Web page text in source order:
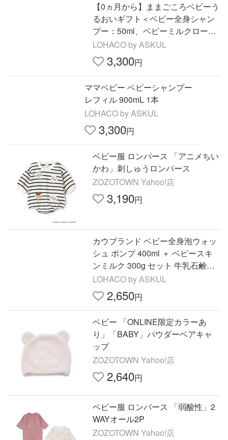
【0ヵ月から】ままごころベビーう
るおいギフト＜ベビー全身シャン
プー：50ml、ベビーミルクローシ
ョン：200ml、ベビーオイル：2ml
×2個＞1セット
LOHACO by ASKUL
3,300円
ママベビー ベビーシャンプー
レフィル 900mL 1本
LOHACO by ASKUL
3,300円
ベビー服 ロンパース 「アニメちい
かわ」刺しゅうロンパース
ZOZOTOWN Yahoo!店
3,190円
カウブランド ベビー全身泡ウォッ
シュ ポンプ 400ml ＋ ベビースキ
ンミルク 300g セット 牛乳石鹸共
進社
LOHACO by ASKUL
2,650円
ベビー 「ONLINE限定カラーあ
り」「BABY」パウダーベアキャ
ップ
ZOZOTOWN Yahoo!店
2,640円
ベビー服 ロンパース 「弱酸性」2
WAYオール2P
ZOZOTOWN Yahoo!店